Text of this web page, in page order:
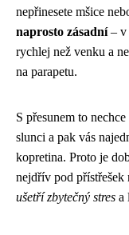
nepřinesete mšice
naprosto zásadní– v
rychlej než venku a
na parapetu.
S přesunem to
slunci a pak vás
kopretina. Proto je
nejdřív pod přístřešek
ušetří zbytečný stres a